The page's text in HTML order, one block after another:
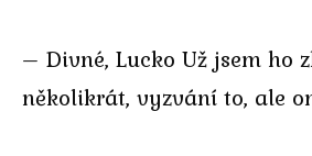
– Divné, Lucko Už jsem ho
několikrát, vyzvání to, ale